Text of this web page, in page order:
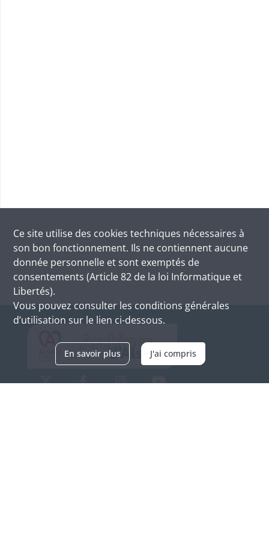
Ce site utilise des cookies techniques nécessaires à
son bon fonctionnement. Ils ne contiennent aucune
donnée personnelle et sont exemptés de
consentements (Article 82 de la loi Informatique et
Libertés).
Vous pouvez consulter les conditions générales
d’utilisation sur le lien ci-dessous.
En savoir plus J'ai compris